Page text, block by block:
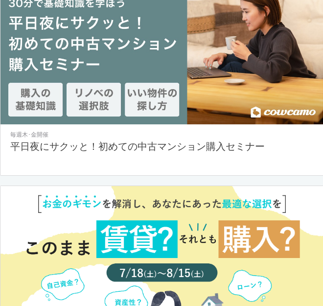
毎週木･金開催
平日夜にサクッと！初めての中古マンション購入セミナー